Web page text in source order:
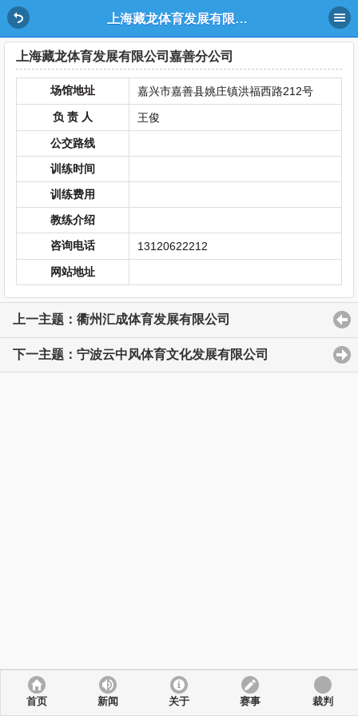
上海藏龙体育发展有限公司嘉善分公司
上海藏龙体育发展有限公司嘉善分公司
场馆地址
嘉兴市嘉善县姚庄镇洪福西路212号
负 责 人
王俊
公交路线
训练时间
训练费用
教练介绍
咨询电话
13120622212
网站地址
上一主题：衢州汇成体育发展有限公司
下一主题：宁波云中风体育文化发展有限公司
首页 新闻 关于 赛事 裁判